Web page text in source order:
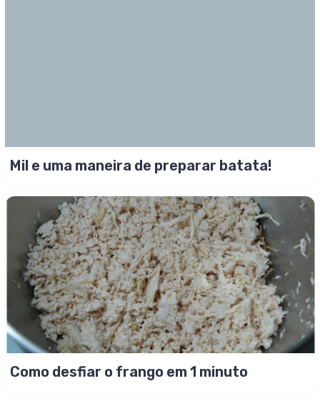
Mil e uma maneira de preparar batata!
Como desfiar o frango em 1 minuto